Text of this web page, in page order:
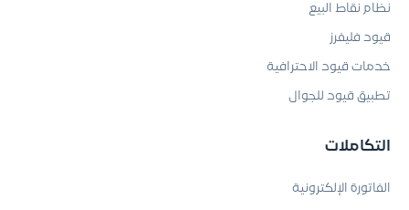
نظام نقاط البيع
قيود فليفرز
خدمات قيود الاحترافية
تطبيق قيود للجوال
التكاملات
الفاتورة الإلكترونية